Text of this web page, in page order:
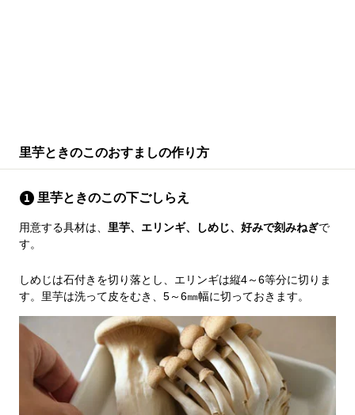
里芋ときのこのおすましの作り方
里芋ときのこの下ごしらえ
用意する具材は、 里芋、エリンギ、しめじ、好みで刻みねぎで
す。
しめじは石付きを切り落とし、エリンギは縦4～6等分に切りま
す。里芋は洗って皮をむき、5～6㎜幅に切っておきます。